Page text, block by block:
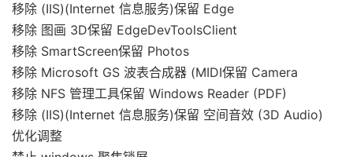
移除 (IIS)(Internet 信息服务)保留 Edge
移除 图画 3D保留 EdgeDevToolsClient
移除 SmartScreen保留 Photos
移除 Microsoft GS 波表合成器 (MIDI保留 Camera
移除 NFS 管理工具保留 Windows Reader (PDF)
移除 (IIS)(Internet 信息服务)保留 空间音效 (3D Audio)
优化调整